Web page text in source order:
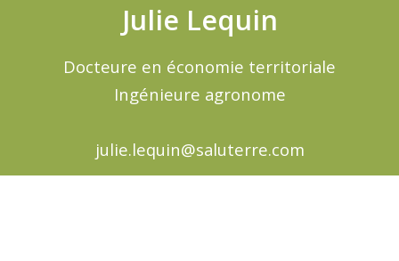
Julie Lequin
Docteure en économie territoriale
Ingénieure agronome
julie.lequin@saluterre.com